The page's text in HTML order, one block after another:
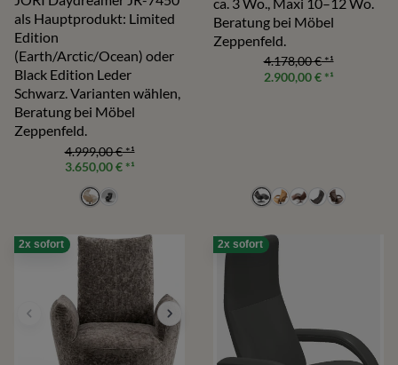
als Hauptprodukt: Limited
Edition
(Earth/Arctic/Ocean) oder
Black Edition Leder
Schwarz. Varianten wählen,
Beratung bei Möbel
Zeppenfeld.
4.999,00 €*¹
3.650,00 €*¹
Beratung bei Möbel
Zeppenfeld.
4.178,00 €*¹
2.900,00 €*¹
2x sofort 2x sofort